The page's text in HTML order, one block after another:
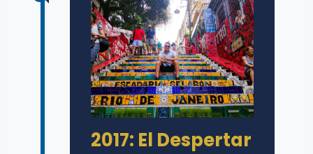
2017: El Despertar